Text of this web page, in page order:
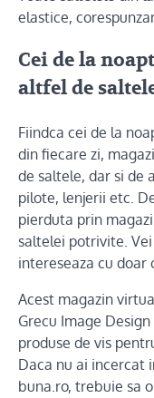
elastice,
Cei de la
altfel de
Fiindca cei de la
din fiecare zi,
de saltele, dar si de
pilote, lenjerii etc.
pierduta prin
saltelei potrivite.
intereseaza cu doar
Acest magazin
Grecu Image
produse de vis
Daca nu ai incercat
buna.ro, trebuie sa